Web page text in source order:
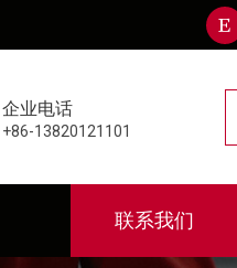
企业电话
+86-13820121101
联系我们